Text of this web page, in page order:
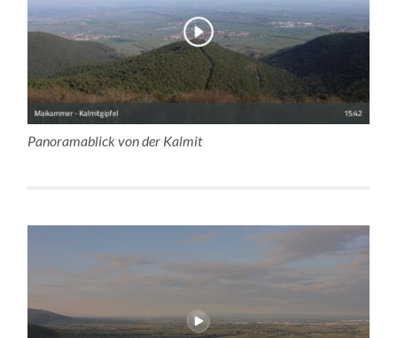
Panoramablick von der Kalmit